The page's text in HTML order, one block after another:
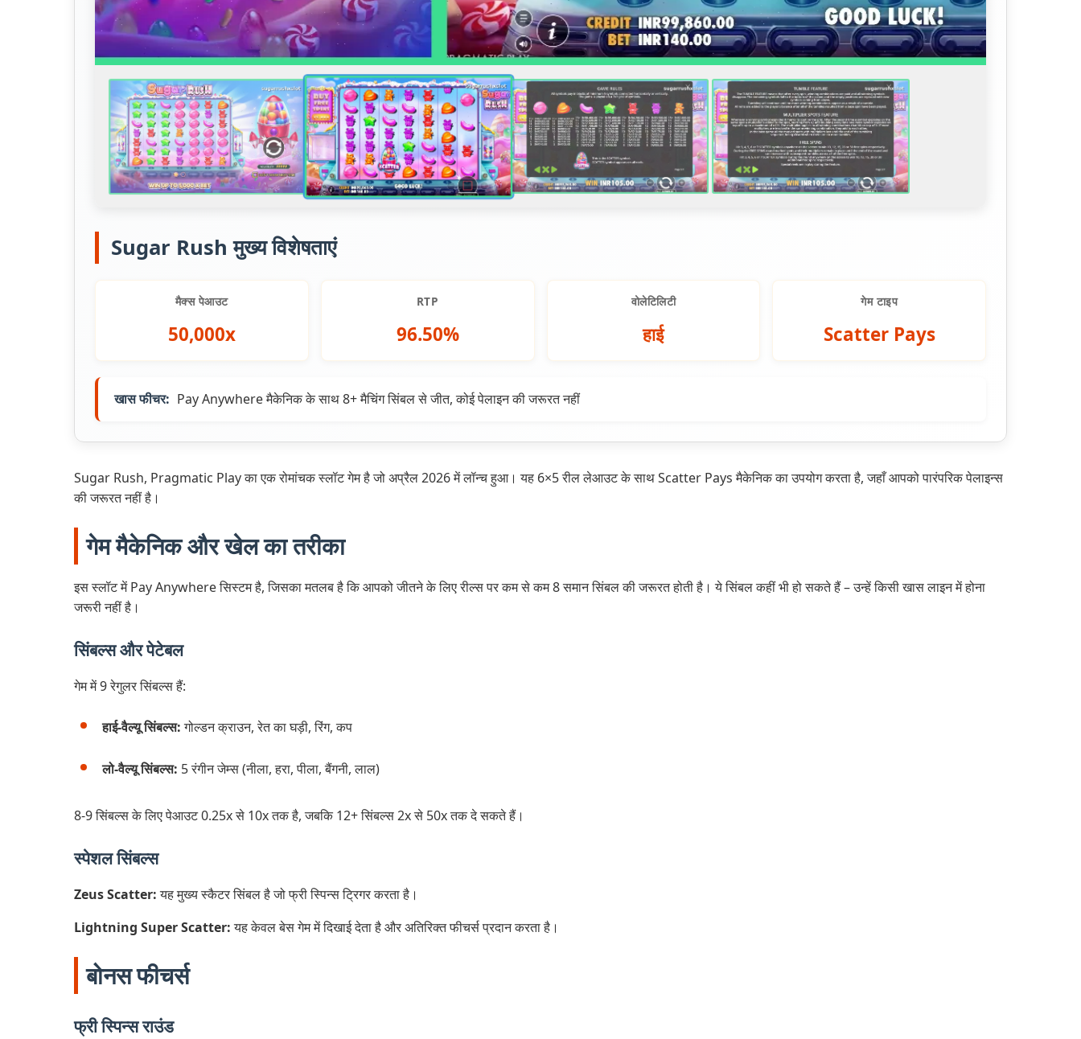
Sugar Rush मुख्य विशेषताएं
मैक्स पेआउट
50,000x
RTP
96.50%
वोलेटिलिटी
हाई
गेम टाइप
Scatter Pays
खास फीचर: Pay Anywhere मैकेनिक के साथ 8+ मैचिंग सिंबल से जीत, कोई पेलाइन की जरूरत नहीं
Sugar Rush, Pragmatic Play का एक रोमांचक स्लॉट गेम है जो अप्रैल 2026 में लॉन्च हुआ। यह 6×5 रील लेआउट के साथ Scatter Pays मैकेनिक का उपयोग करता है, जहाँ आपको पारंपरिक पेलाइन्स
की जरूरत नहीं है।
गेम मैकेनिक और खेल का तरीका
इस स्लॉट में Pay Anywhere सिस्टम है, जिसका मतलब है कि आपको जीतने के लिए रील्स पर कम से कम 8 समान सिंबल की जरूरत होती है। ये सिंबल कहीं भी हो सकते हैं – उन्हें किसी खास लाइन में होना
जरूरी नहीं है।
सिंबल्स और पेटेबल
गेम में 9 रेगुलर सिंबल्स हैं:
हाई-वैल्यू सिंबल्स:गोल्डन क्राउन, रेत का घड़ी, रिंग, कप
लो-वैल्यू सिंबल्स: 5 रंगीन जेम्स (नीला, हरा, पीला, बैंगनी, लाल)
8-9 सिंबल्स के लिए पेआउट 0.25x से 10x तक है, जबकि 12+ सिंबल्स 2x से 50x तक दे सकते हैं।
स्पेशल सिंबल्स
Zeus Scatter:यह मुख्य स्कैटर सिंबल है जो फ्री स्पिन्स ट्रिगर करता है।
Lightning Super Scatter:यह केवल बेस गेम में दिखाई देता है और अतिरिक्त फीचर्स प्रदान करता है।
बोनस फीचर्स
फ्री स्पिन्स राउंड